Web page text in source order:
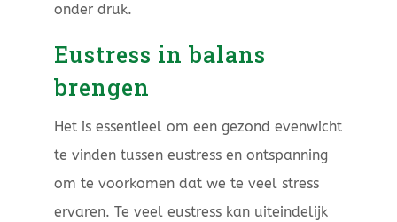
onder druk.
Eustress in balans
brengen
Het is essentieel om een gezond evenwicht
te vinden tussen eustress en ontspanning
om te voorkomen dat we te veel stress
ervaren. Te veel eustress kan uiteindelijk